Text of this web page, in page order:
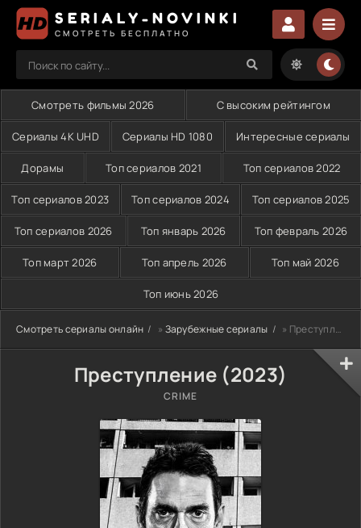
SERIALY-NOVINKI
СМОТРЕТЬ БЕСПЛАТНО
Смотреть фильмы 2026 С высоким рейтингом
Сериалы 4K UHD Сериалы HD 1080 Интересные сериалы
Дорамы Топ сериалов 2021 Топ сериалов 2022
Топ сериалов 2023 Топ сериалов 2024 Топ сериалов 2025
Топ сериалов 2026 Топ январь 2026 Топ февраль 2026
Топ март 2026 Топ апрель 2026 Топ май 2026
Топ июнь 2026
Смотреть сериалы онлайн » Зарубежные сериалы » Преступление (2023)
Преступление (2023)
CRIME